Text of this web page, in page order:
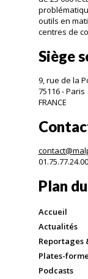
outils en
centres de
Siège
9, rue de la
75116 - Paris
FRANCE
01.75.77.24.00
Plan
Accueil
Actualités
Reportages
Plates-
Podcasts